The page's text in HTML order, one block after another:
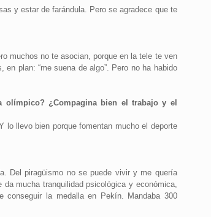
y estar de farándula. Pero se agradece que te
muchos no te asocian, porque en la tele te ven
plan: “me suena de algo”. Pero no ha habido
¿Compagina bien el trabajo y el
llevo bien porque fomentan mucho el deporte
Del piragüismo no se puede vivir y me quería
mucha tranquilidad psicológica y económica,
conseguir la medalla en Pekín. Mandaba 300